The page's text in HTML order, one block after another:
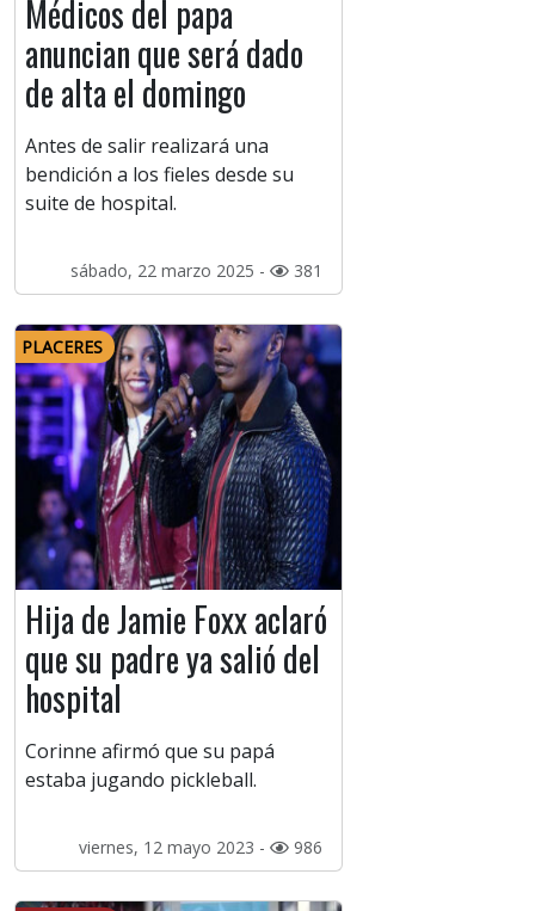
Médicos del papa
anuncian que será dado
de alta el domingo
Antes de salir realizará una
bendición a los fieles desde su
suite de hospital.
sábado, 22 marzo 2025 - 381
PLACERES
Hija de Jamie Foxx aclaró
que su padre ya salió del
hospital
Corinne afirmó que su papá
estaba jugando pickleball.
viernes, 12 mayo 2023 - 986